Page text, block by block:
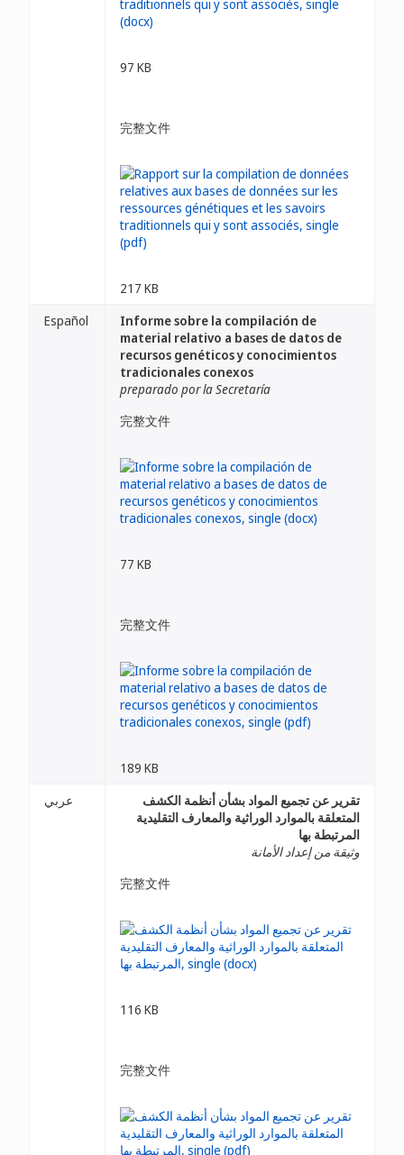
97 KB
完整文件
217 KB
Español
Informe sobre la compilación de
material relativo a bases de datos de
recursos genéticos y conocimientos
tradicionales conexos
preparado por la Secretaría
完整文件
77 KB
完整文件
189 KB
عربي
تقرير عن تجميع المواد بشأن أنظمة الكشف
المتعلقة بالموارد الوراثية والمعارف التقليدية
المرتبطة بها
وثيقة من إعداد الأمانة
完整文件
116 KB
完整文件